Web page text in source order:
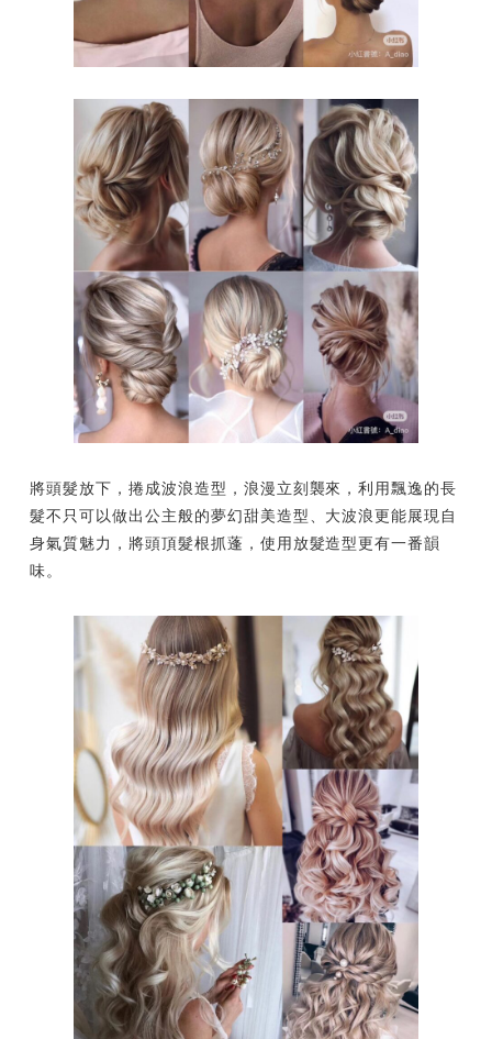
將頭髮放下，捲成波浪造型，浪漫立刻襲來，利用飄逸的長
髮不只可以做出公主般的夢幻甜美造型、大波浪更能展現自
身氣質魅力，將頭頂髮根抓蓬，使用放髮造型更有一番韻
味。